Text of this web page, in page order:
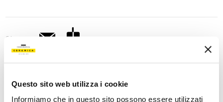
Questo sito web utilizza i cookie
Informiamo che in questo sito possono essere utilizzati
Share: